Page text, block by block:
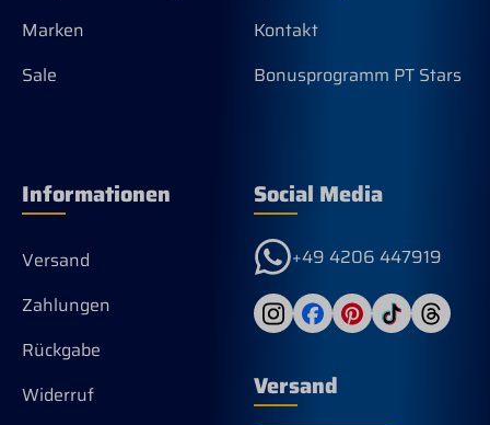
Marken
Sale
Kontakt
Bonusprogramm PT Stars
Informationen
Versand
Zahlungen
Rückgabe
Widerruf
Social Media
+49 4206 447919
Versand